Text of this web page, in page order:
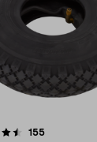
155recensioner
4.0 av 5 stjärnor